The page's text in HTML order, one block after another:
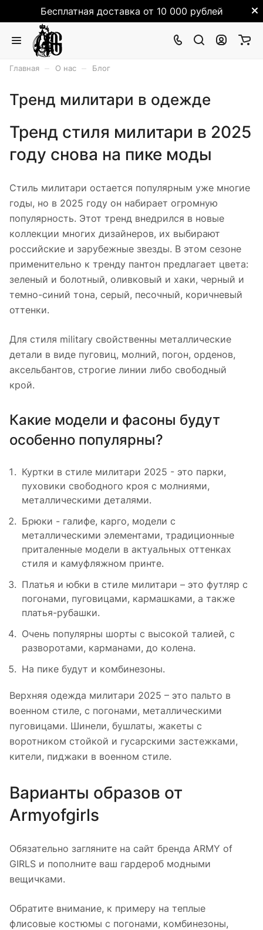
Бесплатная доставка от 10 000 рублей
Главная О нас Блог
Тренд милитари в одежде
Тренд стиля милитари в 2025
году снова на пике моды
Стиль милитари остается популярным уже многие
годы, но в 2025 году он набирает огромную
популярность. Этот тренд внедрился в новые
коллекции многих дизайнеров, их выбирают
российские и зарубежные звезды. В этом сезоне
применительно к тренду пантон предлагает цвета:
зеленый и болотный, оливковый и хаки, черный и
темно-синий тона, серый, песочный, коричневый
оттенки.
Для стиля military свойственны металлические
детали в виде пуговиц, молний, погон, орденов,
аксельбантов, строгие линии либо свободный
крой.
Какие модели и фасоны будут
особенно популярны?
Куртки в стиле милитари 2025 - это парки,
пуховики свободного кроя с молниями,
металлическими деталями.
Брюки - галифе, карго, модели с
металлическими элементами, традиционные
приталенные модели в актуальных оттенках
стиля и камуфляжном принте.
Платья и юбки в стиле милитари – это футляр с
погонами, пуговицами, кармашками, а также
платья-рубашки.
Очень популярны шорты с высокой талией, с
разворотами, карманами, до колена.
На пике будут и комбинезоны.
Верхняя одежда милитари 2025 – это пальто в
военном стиле, с погонами, металлическими
пуговицами. Шинели, бушлаты, жакеты с
воротником стойкой и гусарскими застежками,
кители, пиджаки в военном стиле.
Варианты образов от
Armyofgirls
Обязательно загляните на сайт бренда ARMY of
GIRLS и пополните ваш гардероб модными
вещичками.
Обратите внимание, к примеру на теплые
флисовые костюмы с погонами, комбинезоны,